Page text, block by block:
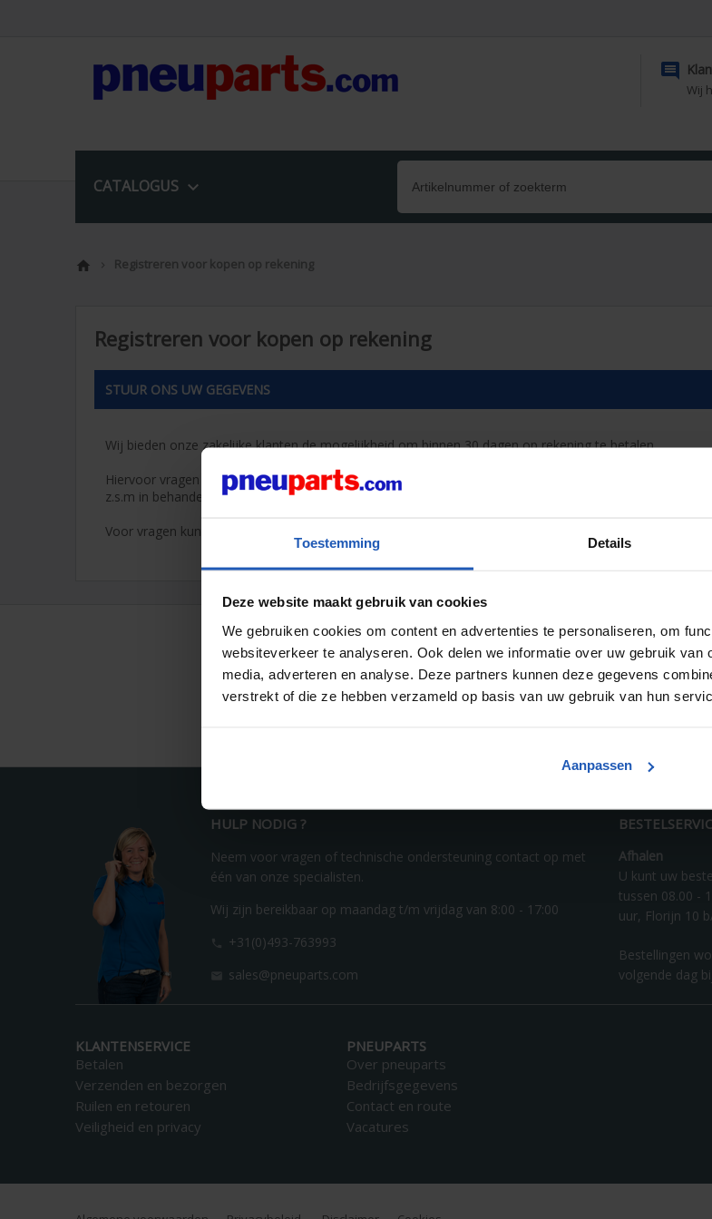
Toestemming Details
Deze website maakt gebruik van cookies
We gebruiken cookies om content en advertenties te personaliseren, om
websiteverkeer te analyseren. Ook delen we informatie over uw gebruik
media, adverteren en analyse. Deze partners kunnen deze gegevens
verstrekt of die ze hebben verzameld op basis van uw gebruik van hun
Aanpassen

Wij
CATALOGUS 
  Registreren voor kopen op rekening
Registreren voor kopen op rekening
STUUR ONS UW GEGEVENS
Wij bieden onze zakelijke klanten de mogelijkheid om binnen 30 dagen op rekening te betalen.
Hiervoor vragen wij u een zakelijk account aan te maken. Stuur een mail met uw bedrijfsgegevens,
z.s.m in behandeling genomen.
Voor vragen kunt u contact met ons opnemen via T. +31(0)493-763993 of mail naar
ORIGINELE ONDERDELEN
HULP NODIG ?
Neem voor vragen of technische ondersteuning contact op met
één van onze specialisten.
Wij zijn bereikbaar op maandag t/m vrijdag van 8:00 - 17:00
+31(0)493-763993
sales@pneuparts.com
Afhalen
U kunt uw
tussen 08.00 -
uur, Florijn 10
Bestellingen
volgende dag
KLANTENSERVICE
Betalen
Verzenden en bezorgen
Ruilen en retouren
Veiligheid en privacy
PNEUPARTS
Over pneuparts
Bedrijfsgegevens
Contact en route
Vacatures